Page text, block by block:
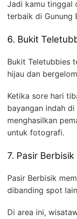
Jadi kamu tinggal
terbaik di Gunung
6. Bukit
Bukit Teletubbies
hijau dan
Ketika sore hari
bayangan indah
menghasilkan
untuk fotografi.
7. Pasir Berbisik
Pasir Berbisik
dibanding spot
Di area ini,